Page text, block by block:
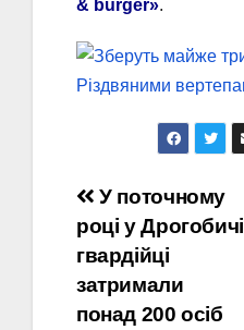
& burger».
Навігація
записів
У поточному
році у Дрогобичі
гвардійці
затримали
понад 200 осіб